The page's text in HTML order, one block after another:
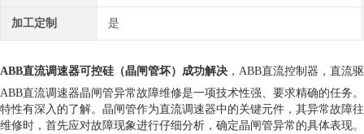
加工定制 是
ABB直流调速器可控硅（晶闸管坏）成功解决 ，ABB直流控制器，直流
ABB直流调速器晶闸管异常故障维修是一项技术性强、要求精确的任务
特性有深入的了解。晶闸管作为直流调速器中的关键元件，其异常故障
维修时，首先应对故障现象进行仔细分析，确定晶闸管异常的具体表现